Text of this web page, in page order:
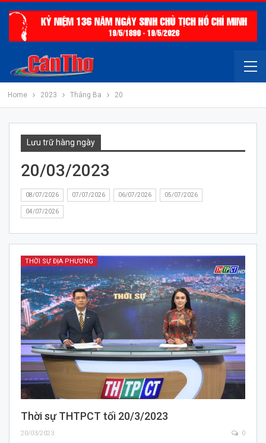
Home 2023 Tháng Ba 20
Lưu trữ hàng ngày
20/03/2023
08/07/2026 07/07/2026 06/07/2026 05/07/2026
04/07/2026
THỜI SỰ ĐỊA PHƯƠNG
Thời sự THTPCT tối 20/3/2023
20/03/2023 0